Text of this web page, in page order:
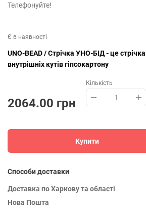
Телефонуйте!
Є в наявності
UNO-BEAD / Стрічка УНО-БІД - це
внутрішніх кутів гіпсокартону
2064.00 грн
Кількість
Купити
Способи доставки
Доставка по Харкову та області
Нова Пошта